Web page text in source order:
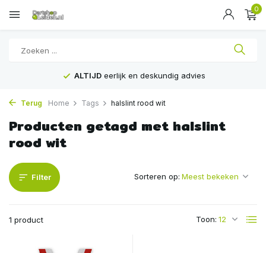
0
ALTIJD eerlijk en deskundig advies
Terug Home Tags halslint rood wit
Producten getagd met halslint
rood wit
Filter
1 product Toon:
Sorteren op: